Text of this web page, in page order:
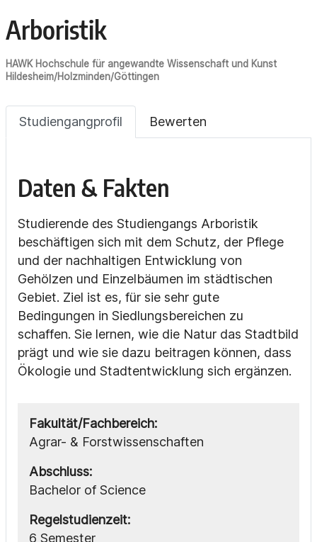
Arboristik
HAWK Hochschule für angewandte Wissenschaft und Kunst
Hildesheim/Holzminden/Göttingen
Studiengangprofil Bewerten
Daten & Fakten
Studierende des Studiengangs Arboristik
beschäftigen sich mit dem Schutz, der Pflege
und der nachhaltigen Entwicklung von
Gehölzen und Einzelbäumen im städtischen
Gebiet. Ziel ist es, für sie sehr gute
Bedingungen in Siedlungsbereichen zu
schaffen. Sie lernen, wie die Natur das Stadtbild
prägt und wie sie dazu beitragen können, dass
Ökologie und Stadtentwicklung sich ergänzen.
Fakultät/Fachbereich:
Agrar- & Forstwissenschaften
Abschluss:
Bachelor of Science
Regelstudienzeit:
6 Semester